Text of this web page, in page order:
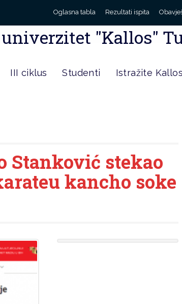
Oglasna tabla Rezultati ispita
"Kallos"
III ciklus Studenti Istražite Kallos
Stanković stekao
kancho soke